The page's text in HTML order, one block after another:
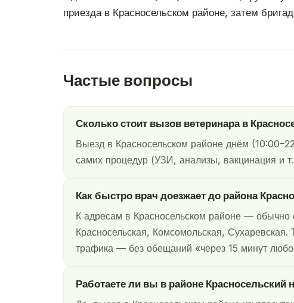
приезда в Красносельском районе, затем
Частые вопросы
Сколько стоит вызов ветеринара в
Выезд в Красносельском районе днём
самих процедур (УЗИ, анализы, вакцинация и
Как быстро врач доезжает до района
К адресам в Красносельском районе —
Красносельская, Комсомольская,
трафика — без обещаний «через 15 минут
Работаете ли вы в районе Красносельский